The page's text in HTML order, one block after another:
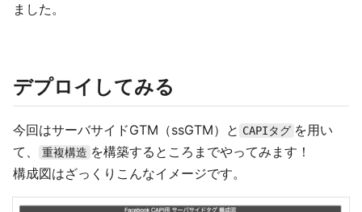
ました。
デプロイしてみる
今回はサーバサイドGTM（ssGTM）と CAPIタグ を用い
て、
重複構造 を構築するところまでやってみます！
構成図はざっくりこんなイメージです。